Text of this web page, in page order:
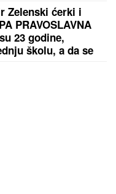
Zelenski ćerki i
PRAVOSLAVNA
23 godine,
školu, a da se